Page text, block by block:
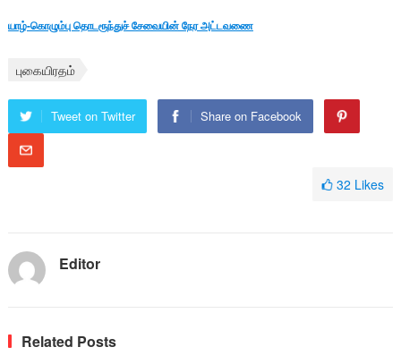
யாழ்-கொழும்பு தொடரூந்துச் சேவையின் நேர அட்டவணை
புகையிரதம்
Tweet on Twitter Share on Facebook
32 Likes
Editor
Related Posts